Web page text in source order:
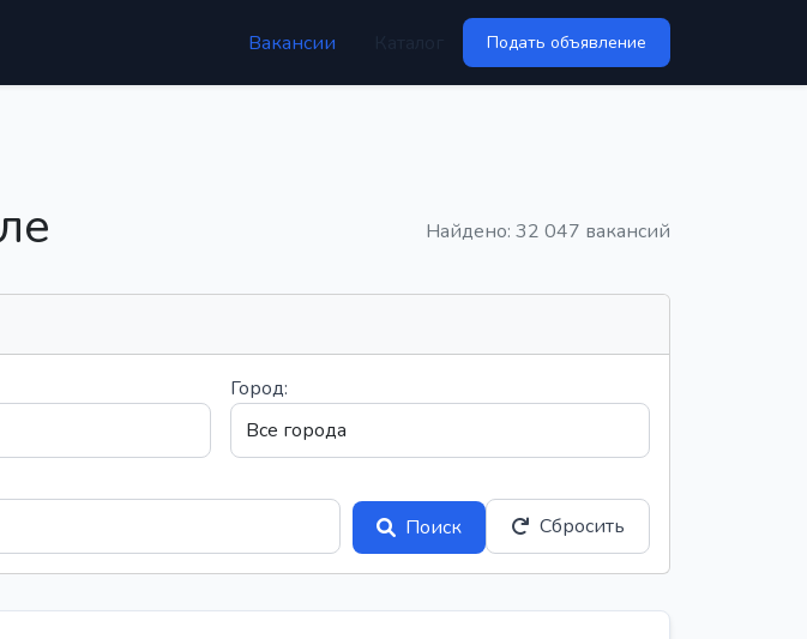
Вакансии Подать объявление
Найдено: 32 047 вакансий
Город:
Поиск
Сбросить